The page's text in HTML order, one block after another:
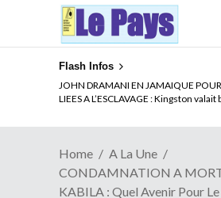
Flash Infos
JOHN DRAMANI EN JAMAIQUE
LIEES A L’ESCLAVAGE : Kingston
Home
A La Une
CONDAMNATION A MORT
KABILA : Quel Avenir Pour Le